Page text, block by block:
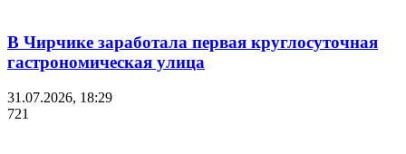
В Чирчике заработала первая круглосуточная
гастрономическая улица
31.07.2026, 18:29
721